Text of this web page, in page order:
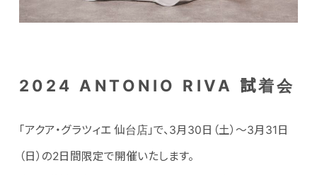
2024 ANTONIO RIVA 試着会
「アクア・グラツィエ 仙台店」で、3月30日（土）～3月31日
（日）の2日間限定で開催いたします。